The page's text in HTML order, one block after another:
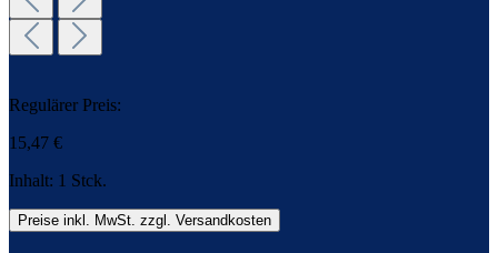
Regulärer Preis:
15,47 €
Inhalt: 1 Stck.
Preise inkl. MwSt. zzgl. Versandkosten